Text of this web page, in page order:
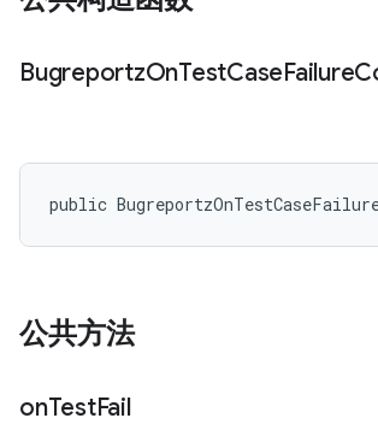
BugreportzOnTestCaseFailure
public
公共方法
onTestFail